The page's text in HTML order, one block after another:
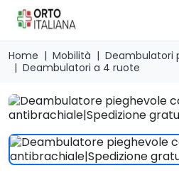
Home Mobilità
Deambulatori
Deambulatori a 4 ruote